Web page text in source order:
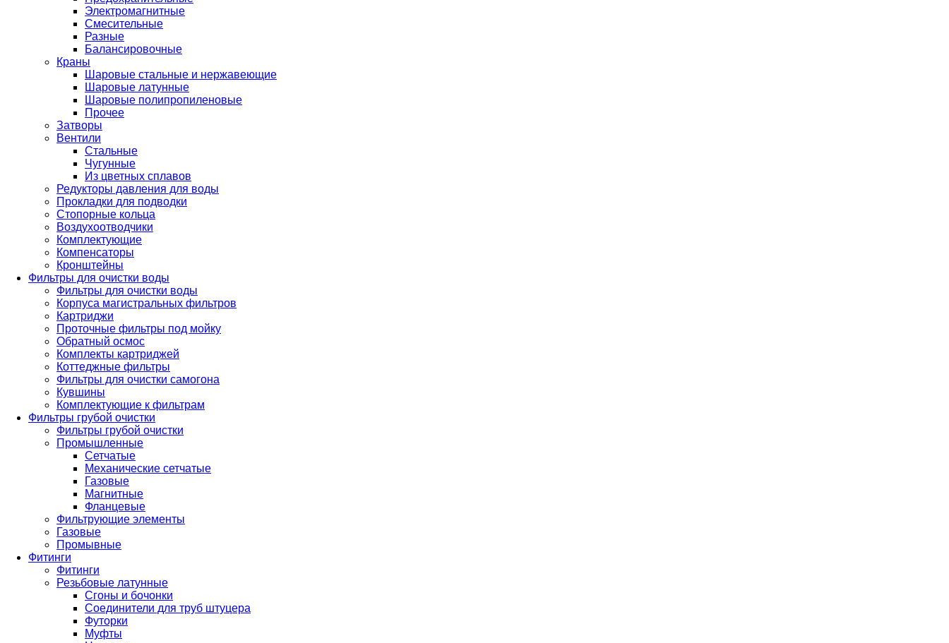
Электромагнитные
Смесительные
Разные
Балансировочные
Краны
Шаровые стальные и нержавеющие
Шаровые латунные
Шаровые полипропиленовые
Прочее
Затворы
Вентили
Стальные
Чугунные
Из цветных сплавов
Редукторы давления для воды
Прокладки для подводки
Стопорные кольца
Воздухоотводчики
Комплектующие
Компенсаторы
Кронштейны
Фильтры для очистки воды
Фильтры для очистки воды
Корпуса магистральных фильтров
Картриджи
Проточные фильтры под мойку
Обратный осмос
Комплекты картриджей
Коттеджные фильтры
Фильтры для очистки самогона
Кувшины
Комплектующие к фильтрам
Фильтры грубой очистки
Фильтры грубой очистки
Промышленные
Сетчатые
Механические сетчатые
Газовые
Магнитные
Фланцевые
Фильтрующие элементы
Газовые
Промывные
Фитинги
Фитинги
Резьбовые латунные
Сгоны и бочонки
Соединители для труб штуцера
Футорки
Муфты